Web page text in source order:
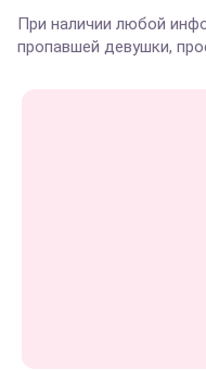
При наличии любой
пропавшей девушки,